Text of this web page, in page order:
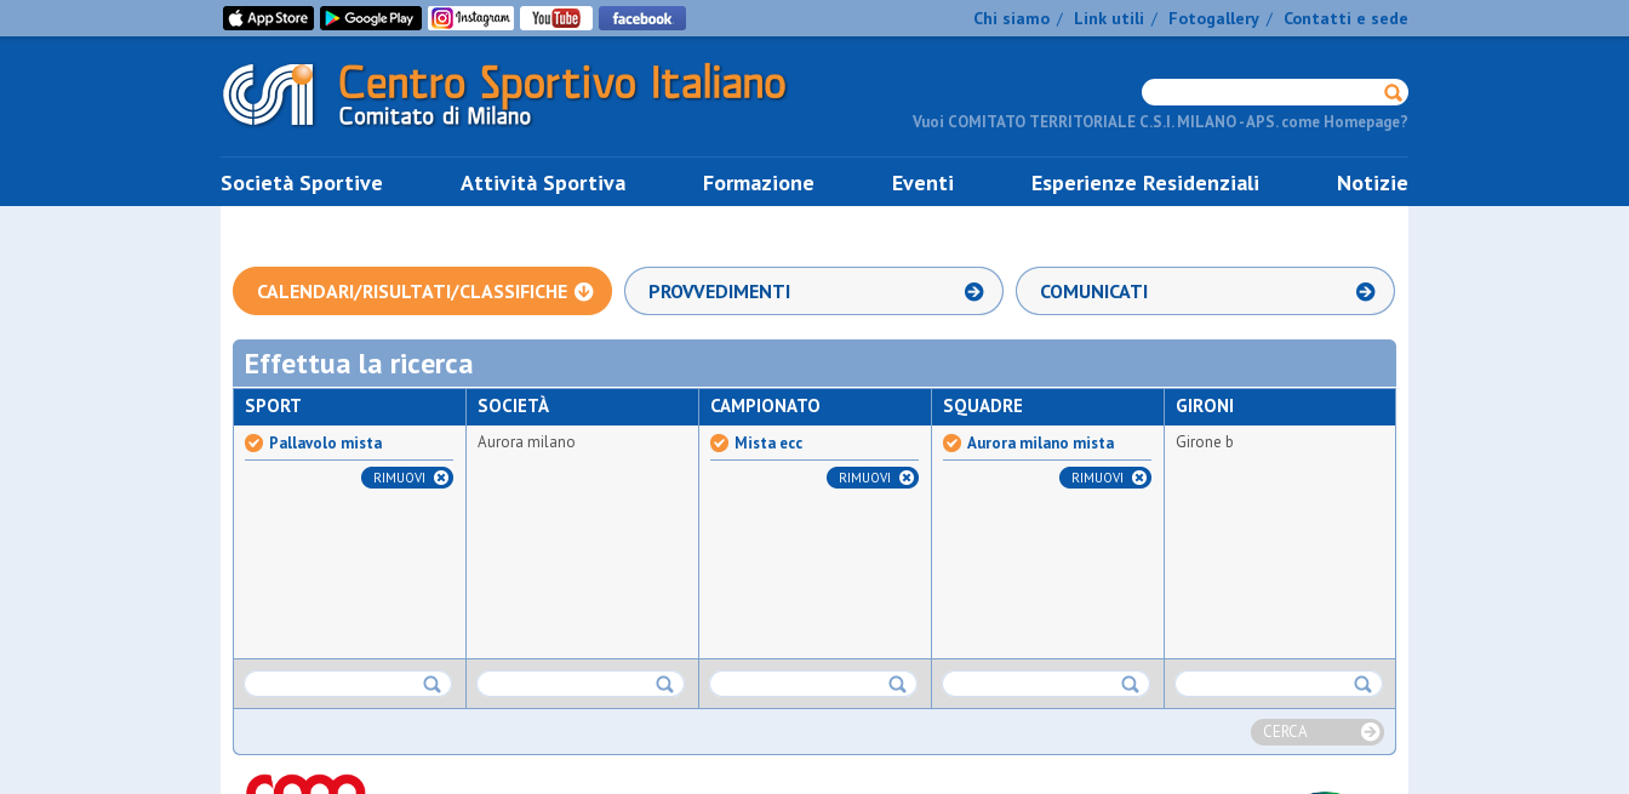
Chi siamo / Link utili / Fotogallery / Contatti e sede
Vuoi COMITATO TERRITORIALE C.S.I. MILANO - APS. come Homepage?
Società Sportive Attività Sportiva Formazione Eventi Esperienze Residenziali Notizie
CALENDARI/RISULTATI/CLASSIFICHE PROVVEDIMENTI COMUNICATI
Effettua la ricerca
SPORT
Pallavolo mista
RIMUOVI
SOCIETÀ
Aurora milano
CAMPIONATO
Mista ecc
RIMUOVI
SQUADRE
Aurora milano mista
RIMUOVI
GIRONI
Girone b
CERCA